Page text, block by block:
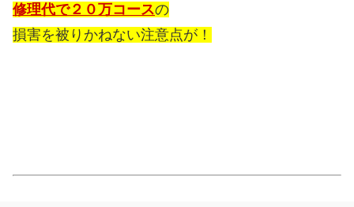
修理代で２０万コースの
損害を被りかねない注意点が！